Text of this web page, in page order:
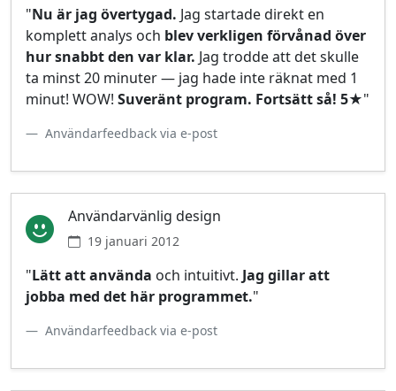
"Nu är jag övertygad. Jag startade direkt en
komplett analys och blev verkligen förvånad över
hur snabbt den var klar. Jag trodde att det skulle
ta minst 20 minuter — jag hade inte räknat med 1
minut! WOW! Suveränt program. Fortsätt så! 5★"
Användarfeedback via e‑post
Användarvänlig design
19 januari 2012
"Lätt att använda och intuitivt. Jag gillar att
jobba med det här programmet."
Användarfeedback via e‑post